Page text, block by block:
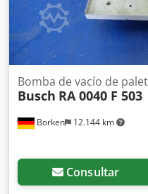
Borken 12.144 km
Bomba de vacío de
Busch RA 0040 F 503
Consultar